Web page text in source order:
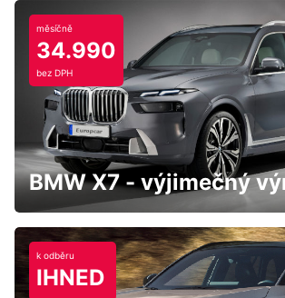
měsíčně
34.990
bez DPH
BMW X7 - výjimečný
k odběru
IHNED